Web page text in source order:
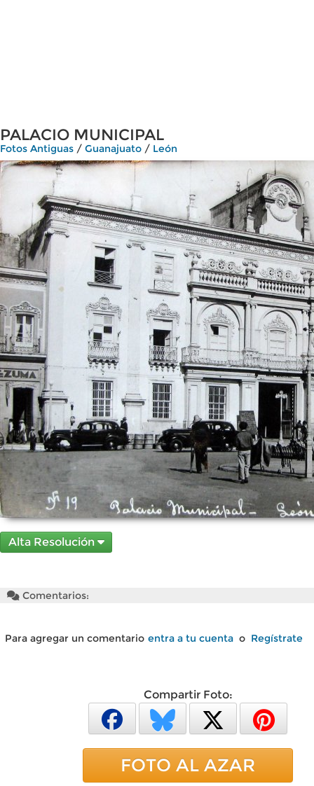
PALACIO MUNICIPAL
Fotos Antiguas / Guanajuato / León
Alta Resolución
Comentarios:
Para agregar un comentario entra a tu cuenta o Regístrate
Compartir Foto:
FOTO AL AZAR